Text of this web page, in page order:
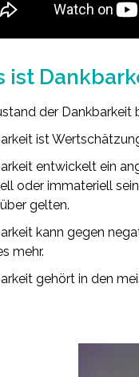
ist
der
ist
entwickelt ein
oder immateriell
gelten.
kann gegen
mehr.
gehört in den